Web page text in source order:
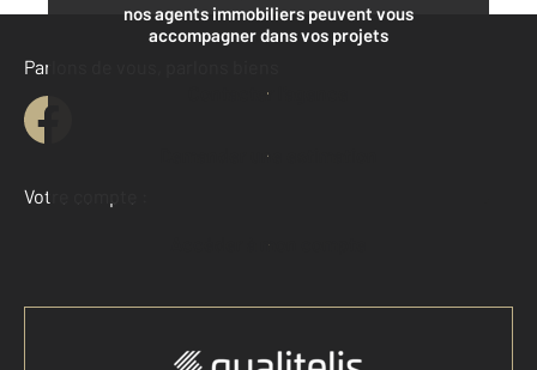
nos agents immobiliers peuvent vous
accompagner dans vos projets
Contacter l'agence
Demander une estimation
Parlons de vous, parlons biens
Votre compte :
Accéder à mon compte